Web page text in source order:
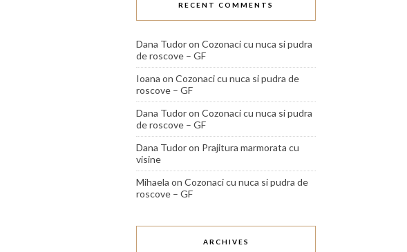
RECENT COMMENTS
Dana Tudoron Cozonaci cu nuca si pudra
de roscove – GF
Ioana on Cozonaci cu nuca si pudra de
roscove – GF
Dana Tudoron Cozonaci cu nuca si pudra
de roscove – GF
Dana Tudoron Prajitura marmorata cu
visine
Mihaela on Cozonaci cu nuca si pudra de
roscove – GF
ARCHIVES